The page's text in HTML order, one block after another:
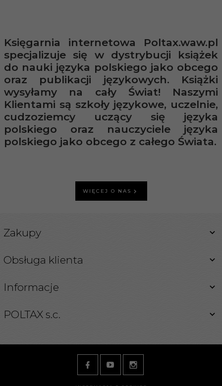
Księgarnia internetowa Poltax.waw.pl
specjalizuje się w dystrybucji książek
do nauki języka polskiego jako obcego
oraz publikacji językowych. Książki
wysyłamy na cały Świat! Naszymi
Klientami są szkoły językowe, uczelnie,
cudzoziemcy uczący się języka
polskiego oraz nauczyciele języka
polskiego jako obcego z całego Świata.
WIĘCEJ O NAS
Zakupy
Obsługa klienta
Informacje
POLTAX s.c.